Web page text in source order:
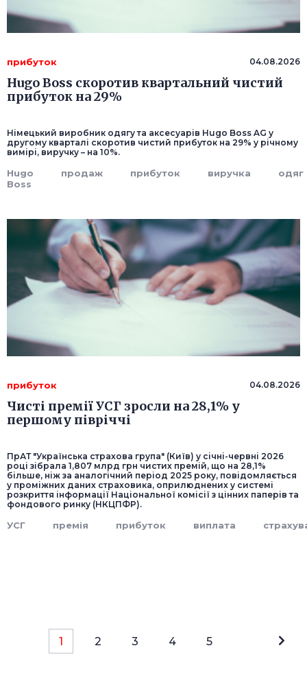
прибуток 04.08.2026
Hugo Boss скоротив квартальний чистий
прибуток на 29%
Німецький виробник одягу та аксесуарів Hugo Boss AG у
другому кварталі скоротив чистий прибуток на 29% у річному
вимірі, виручку – на 10%.
Hugo
Boss
продаж прибуток виручка одяг
прибуток 04.08.2026
Чисті премії УСГ зросли на 28,1% у
першому півріччі
ПрАТ "Українська страхова група" (Київ) у січні-червні 2026
році зібрала 1,807 млрд грн чистих премій, що на 28,1%
більше, ніж за аналогічний період 2025 року, повідомляється
у проміжних даних страховика, оприлюднених у системі
розкриття інформації Національної комісії з цінних паперів та
фондового ринку (НКЦПФР).
УСГ премія прибуток виплата
1 2 3 4 5